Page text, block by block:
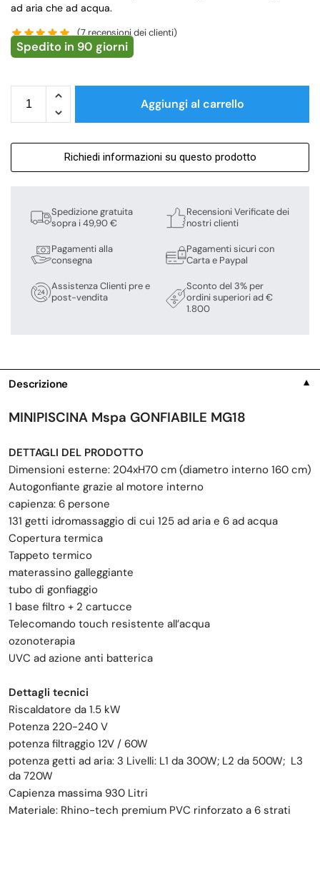
ad aria che ad acqua.
(7recensioni dei clienti)
Spedito in 90 giorni
Aggiungi al carrello
Richiedi informazioni su questo prodotto
Spedizione gratuita
sopra i 49,90 €
Pagamenti alla
consegna
Assistenza Clienti pre e
post-vendita
Recensioni Verificate dei
nostri clienti
Pagamenti sicuri con
Carta e Paypal
Sconto del 3% per
ordini superiori ad €
1.800
Descrizione ▼
MINIPISCINA Mspa GONFIABILE MG18
DETTAGLI DEL PRODOTTO
Dimensioni esterne: 204xH70 cm (diametro interno 160 cm)
Autogonfiante grazie al motore interno
capienza: 6 persone
131 getti idromassaggio di cui 125 ad aria e 6 ad acqua
Copertura termica
Tappeto termico
materassino galleggiante
tubo di gonfiaggio
1 base filtro + 2 cartucce
Telecomando touch resistente all’acqua
ozonoterapia
UVC ad azione anti batterica
Dettagli tecnici
Riscaldatore da 1.5 kW
Potenza 220-240 V
potenza filtraggio 12V / 60W
potenza getti ad aria: 3 Livelli: L1 da 300W; L2 da 500W; L3
da 720W
Capienza massima 930 Litri
Materiale: Rhino-tech premium PVC rinforzato a 6 strati